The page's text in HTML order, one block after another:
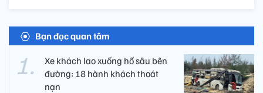
Bạn đọc quan tâm
Xe khách lao xuống hố sâu bên
đường: 18 hành khách thoát
nạn